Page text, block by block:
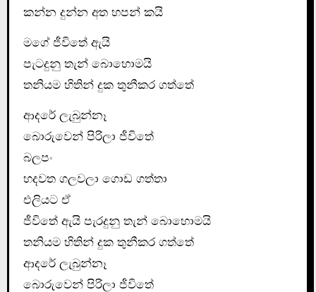
කන්න දුන්න අත හපන් කයි
මගේ ජීවිතේ ඇයි
පැටදුනු තැන් බොහොමයි
තනියම හිතින් දුක තුනීකර ගත්තේ
ආදරේ ලැබුන්නෑ
බොරුවෙන් පිරිලා ජීවිතේ
බලපං
හදවත ගලවලා ගොඩ ගත්තා
එලියට ඒ
ජීවිතේ ඇයි පැරදුනු තැන් බොහොමයි
තනියම හිතින් දුක තුනීකර ගත්තේ
ආදරේ ලැබුන්නෑ
බොරුවෙන් පිරිලා ජීවිතේ